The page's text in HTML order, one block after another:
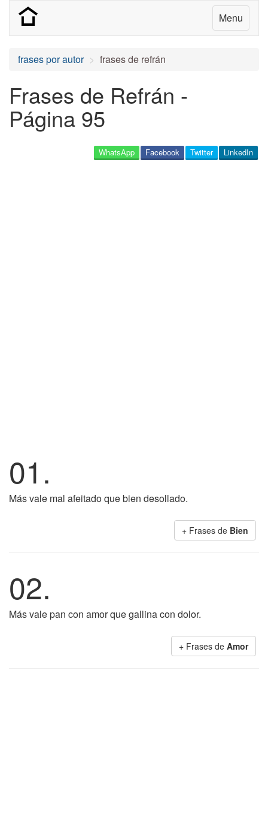
Menu
frases por autor frases de refrán
Frases de Refrán -
Página 95
LinkedIn
Twitter
Facebook
WhatsApp
01.
Más vale mal afeitado que bien desollado.
+ Frases de Bien
02.
Más vale pan con amor que gallina con dolor.
+ Frases de Amor